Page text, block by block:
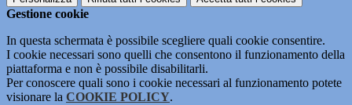
Gestione cookie
In questa schermata è possibile scegliere quali cookie consentire.
I cookie necessari sono quelli che consentono il funzionamento della
piattaforma e non è possibile disabilitarli.
Per conoscere quali sono i cookie necessari al funzionamento potete
visionare la COOKIE POLICY.